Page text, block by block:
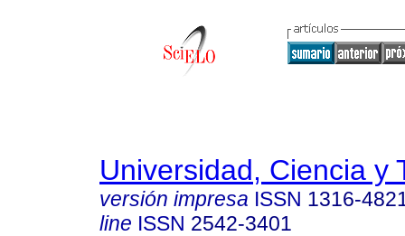
Universidad, Ciencia y
versión impresa ISSN 1316-
line ISSN 2542-3401